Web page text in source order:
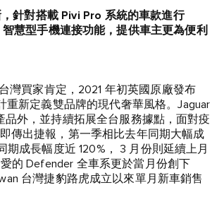
針對搭載 Pivi Pro 系統的車款進行
慧型手機連接功能，提供車主更為便利
灣買家肯定，2021 年初英國原廠發布
重新定義雙品牌的現代奢華風格。Jaguar
品外，並持續拓展全台服務據點，面對疫
傳出捷報，第一季相比去年同期大幅成
成長幅度近 120%， 3 月份則延續上月
的 Defender 全車系更於當月份創下
台灣捷豹路虎成立以來單月新車銷售